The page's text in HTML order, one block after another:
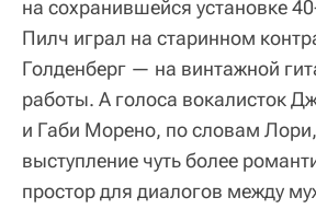
на сохранившейся установке
Пилч играл на старинном
Голденберг — на винтажной
работы. А голоса вокалисток
и Габи Морено, по словам
выступление чуть более
простор для диалогов между